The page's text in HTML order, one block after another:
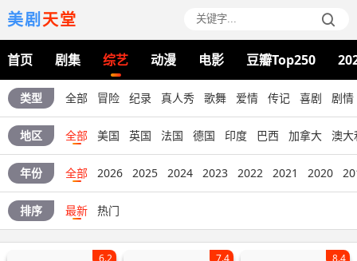
美剧天堂
首页 剧集 综艺 动漫 电影 豆瓣Top250
类型 全部 冒险 纪录 真人秀 歌舞 爱情 传记 喜剧 剧情
地区 全部 美国 英国 法国 德国 印度 巴西 加拿大 澳大
年份 全部 2026 2025 2024 2023 2022 2021 2020
排序 最新 热门
6.2 7.4 8.4